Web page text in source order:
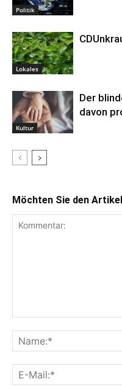
Politik
Lokales
Kultur
Der
davon
Möchten Sie den